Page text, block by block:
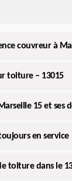
couvreur à
toiture – 13015
15 et ses
en service
toiture dans le